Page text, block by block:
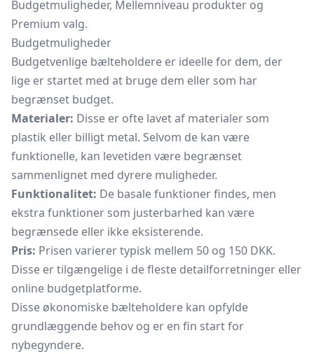
Budgetmuligheder, Mellemniveau produkter og
Premium valg.
Budgetmuligheder
Budgetvenlige bælteholdere er ideelle for dem, der
lige er startet med at bruge dem eller som har
begrænset budget.
Materialer: Disse er ofte lavet af materialer som
plastik eller billigt metal. Selvom de kan være
funktionelle, kan levetiden være begrænset
sammenlignet med dyrere muligheder.
Funktionalitet: De basale funktioner findes, men
ekstra funktioner som justerbarhed kan være
begrænsede eller ikke eksisterende.
Pris: Prisen varierer typisk mellem 50 og 150 DKK.
Disse er tilgængelige i de fleste detailforretninger eller
online budgetplatforme.
Disse økonomiske bælteholdere kan opfylde
grundlæggende behov og er en fin start for
nybegyndere.